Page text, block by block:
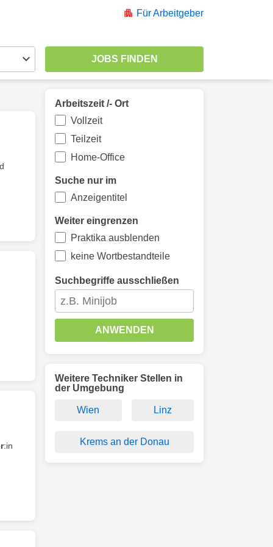
Für Arbeitgeber
:in
Arbeitszeit /- Ort
Vollzeit
Teilzeit
Home-Office
Suche nur im
Anzeigentitel
Weiter eingrenzen
Praktika ausblenden
keine Wortbestandteile
Suchbegriffe ausschließen
ANWENDEN
Weitere Techniker Stellen in
der Umgebung
Wien Linz
Krems an der Donau